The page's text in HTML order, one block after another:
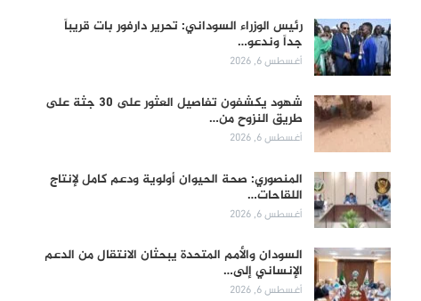
رئيس الوزراء السوداني: تحرير دارفور بات قريباً
جداً وندعو…
أغسطس 6, 2026
شهود يكشفون تفاصيل العثور على 30 جثة على
طريق النزوح من…
أغسطس 6, 2026
المنصوري: صحة الحيوان أولوية ودعم كامل لإنتاج
اللقاحات…
أغسطس 6, 2026
السودان والأمم المتحدة يبحثان الانتقال من الدعم
الإنساني إلى…
أغسطس 6, 2026